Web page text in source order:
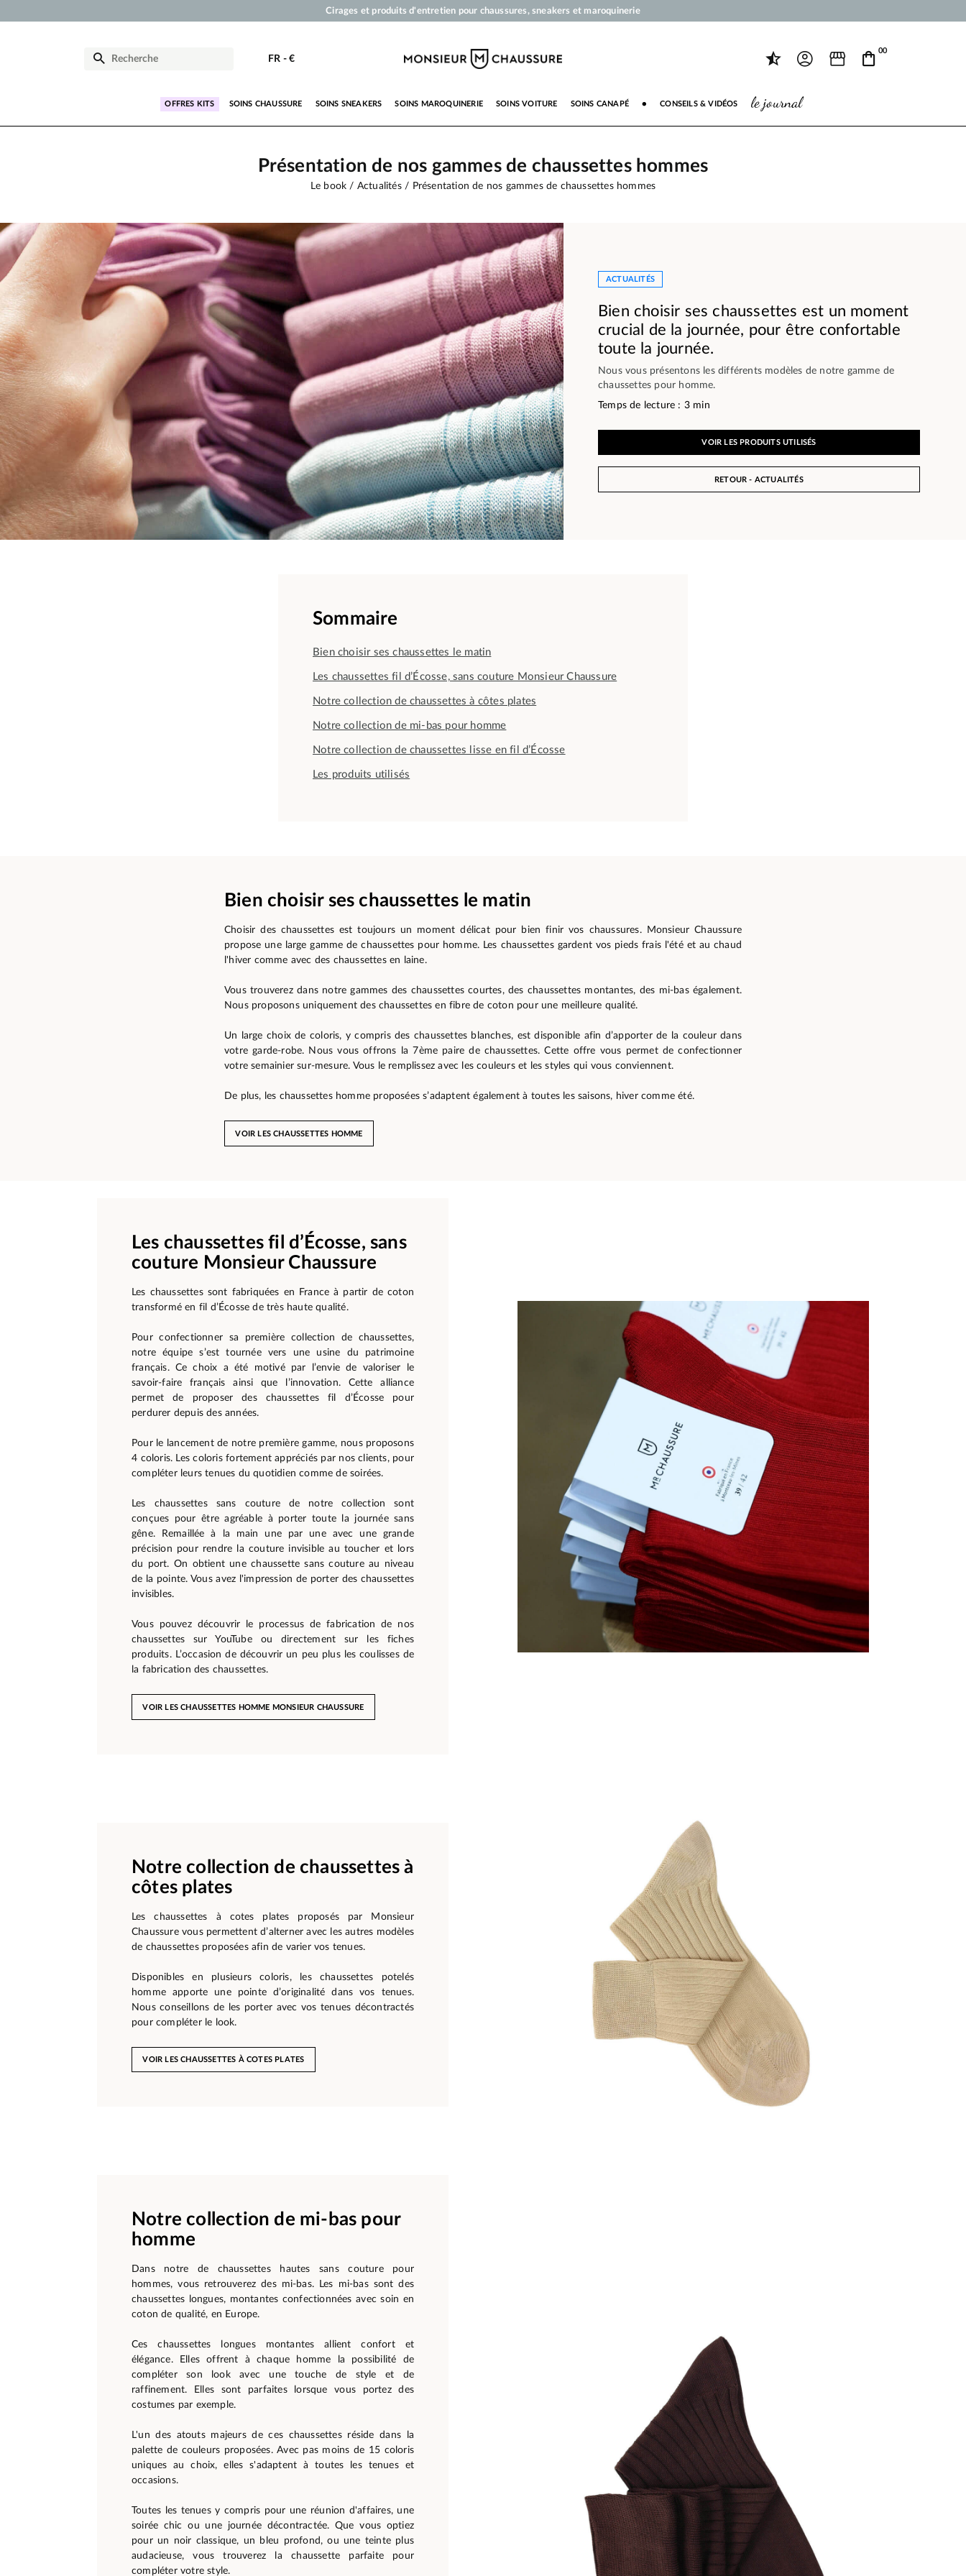
Votre commande sera expédiée en 24 heures ouvrées
Livraison offerte dès 50 €
FR - €
00
OFFRES KITS SOINS CHAUSSURE SOINS SNEAKERS SOINS MAROQUINERIE SOINS VOITURE SOINS CANAPÉ ● CONSEILS & VIDÉOS le journal
Présentation de nos gammes de chaussettes hommes
Le book Actualités Présentation de nos gammes de chaussettes hommes
ACTUALITÉS
Bien choisir ses chaussettes est un moment
crucial de la journée, pour être confortable
toute la journée.
Nous vous présentons les différents modèles de notre gamme de
chaussettes pour homme.
Temps de lecture : 3 min
VOIR LES PRODUITS UTILISÉS
RETOUR - ACTUALITÉS
Sommaire
Bien choisir ses chaussettes le matin
Les chaussettes fil d’Écosse, sans couture Monsieur Chaussure
Notre collection de chaussettes à côtes plates
Notre collection de mi-bas pour homme
Notre collection de chaussettes lisse en fil d’Écosse
Les produits utilisés
Bien choisir ses chaussettes le matin
Choisir des chaussettes est toujours un moment délicat pour bien finir vos chaussures. Monsieur Chaussure
propose une large gamme de chaussettes pour homme. Les chaussettes gardent vos pieds frais l'été et au chaud
l'hiver comme avec des chaussettes en laine.
Vous trouverez dans notre gammes des chaussettes courtes, des chaussettes montantes, des mi-bas également.
Nous proposons uniquement des chaussettes en fibre de coton pour une meilleure qualité.
Un large choix de coloris, y compris des chaussettes blanches, est disponible afin d’apporter de la couleur dans
votre garde-robe. Nous vous offrons la 7ème paire de chaussettes. Cette offre vous permet de confectionner
votre semainier sur-mesure. Vous le remplissez avec les couleurs et les styles qui vous conviennent.
De plus, les chaussettes homme proposées s’adaptent également à toutes les saisons, hiver comme été.
VOIR LES CHAUSSETTES HOMME
Les chaussettes fil d’Écosse, sans
couture Monsieur Chaussure
Les chaussettes sont fabriquées en France à partir de coton
transformé en fil d’Écosse de très haute qualité.
Pour confectionner sa première collection de chaussettes,
notre équipe s’est tournée vers une usine du patrimoine
français. Ce choix a été motivé par l’envie de valoriser le
savoir-faire français ainsi que l’innovation. Cette alliance
permet de proposer des chaussettes fil d’Écosse pour
perdurer depuis des années.
Pour le lancement de notre première gamme, nous proposons
4 coloris. Les coloris fortement appréciés par nos clients, pour
compléter leurs tenues du quotidien comme de soirées.
Les chaussettes sans couture de notre collection sont
conçues pour être agréable à porter toute la journée sans
gêne. Remaillée à la main une par une avec une grande
précision pour rendre la couture invisible au toucher et lors
du port. On obtient une chaussette sans couture au niveau
de la pointe. Vous avez l'impression de porter des chaussettes
invisibles.
Vous pouvez découvrir le processus de fabrication de nos
chaussettes sur YouTube ou directement sur les fiches
produits. L’occasion de découvrir un peu plus les coulisses de
la fabrication des chaussettes.
VOIR LES CHAUSSETTES HOMME MONSIEUR CHAUSSURE
Notre collection de chaussettes à
côtes plates
Les chaussettes à cotes plates proposés par Monsieur
Chaussure vous permettent d’alterner avec les autres modèles
de chaussettes proposées afin de varier vos tenues.
Disponibles en plusieurs coloris, les chaussettes potelés
homme apporte une pointe d’originalité dans vos tenues.
Nous conseillons de les porter avec vos tenues décontractés
pour compléter le look.
VOIR LES CHAUSSETTES À COTES PLATES
Notre collection de mi-bas pour
homme
Dans notre de chaussettes hautes sans couture pour
hommes, vous retrouverez des mi-bas. Les mi-bas sont des
chaussettes longues, montantes confectionnées avec soin en
coton de qualité, en Europe.
Ces chaussettes longues montantes allient confort et
élégance. Elles offrent à chaque homme la possibilité de
compléter son look avec une touche de style et de
raffinement. Elles sont parfaites lorsque vous portez des
costumes par exemple.
L'un des atouts majeurs de ces chaussettes réside dans la
palette de couleurs proposées. Avec pas moins de 15 coloris
uniques au choix, elles s'adaptent à toutes les tenues et
occasions.
Toutes les tenues y compris pour une réunion d'affaires, une
soirée chic ou une journée décontractée. Que vous optiez
pour un noir classique, un bleu profond, ou une teinte plus
audacieuse, vous trouverez la chaussette parfaite pour
compléter votre style.